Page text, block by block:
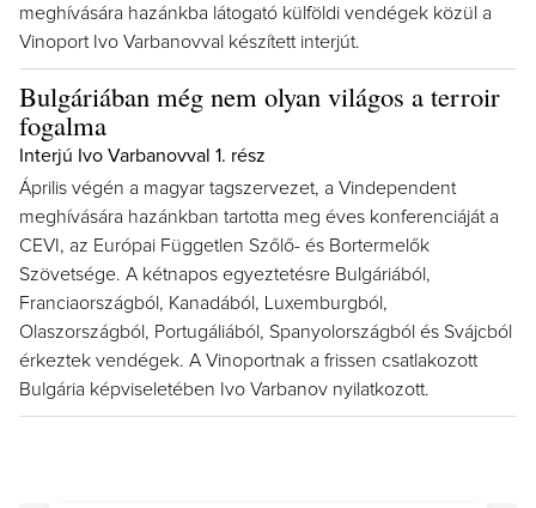
meghívására hazánkba látogató külföldi vendégek közül a
Vinoport Ivo Varbanovval készített interjút.
Bulgáriában még nem olyan világos a terroir
fogalma
Interjú Ivo Varbanovval 1. rész
Április végén a magyar tagszervezet, a Vindependent
meghívására hazánkban tartotta meg éves konferenciáját a
CEVI, az Európai Független Szőlő- és Bortermelők
Szövetsége. A kétnapos egyeztetésre Bulgáriából,
Franciaországból, Kanadából, Luxemburgból,
Olaszországból, Portugáliából, Spanyolországból és Svájcból
érkeztek vendégek. A Vinoportnak a frissen csatlakozott
Bulgária képviseletében Ivo Varbanov nyilatkozott.